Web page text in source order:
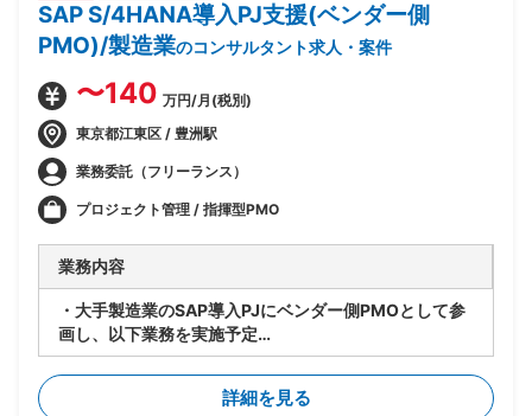
SAP S/4HANA導入PJ支援(ベンダー側
PMO)/製造業のコンサルタント求人・案件
〜140 万円/月(税別)
東京都江東区 / 豊洲駅
業務委託（フリーランス）
プロジェクト管理 / 指揮型PMO
業務内容
・大手製造業のSAP導入PJにベンダー側PMOとして参
画し、以下業務を実施予定
・PJ規模は500人月以上
-進捗/品質/課題管理
-リカバリー時の要因分析/リカバリープランの策定
詳細を見る